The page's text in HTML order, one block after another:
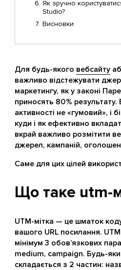
Як зручно
Studio?
Висновки
Для будь-якого вебсайту
важливо відстежувати
маркетингу, як у законі
приносять 80 %
активності не «гумовий», і
куди і як ефективно
вкрай важливо розмітити
джерел, кампаній,
Саме для цих цілей
Що таке utm-
UTM-мітка — це шматок
вашого URL посилання.
мінімум 3 обов’язкових
medium, campaign. Будь-
складається з 2 частин: